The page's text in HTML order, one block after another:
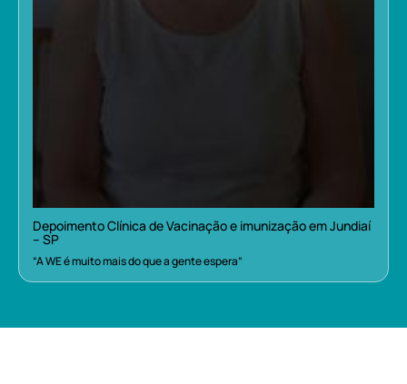
Depoimento Clínica de Vacinação e imunização em Jundiaí
– SP
“A WE é muito mais do que a gente espera”